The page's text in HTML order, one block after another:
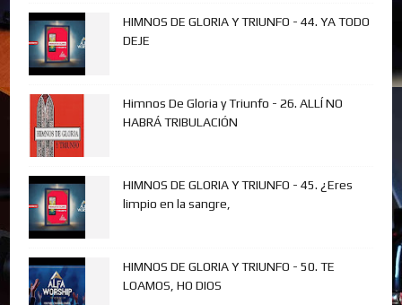
HIMNOS DE GLORIA Y TRIUNFO - 44. YA TODO
DEJE
Himnos De Gloria y Triunfo - 26. ALLÍ NO
HABRÁ TRIBULACIÓN
HIMNOS DE GLORIA Y TRIUNFO - 45. ¿Eres
limpio en la sangre,
HIMNOS DE GLORIA Y TRIUNFO - 50. TE
LOAMOS, HO DIOS